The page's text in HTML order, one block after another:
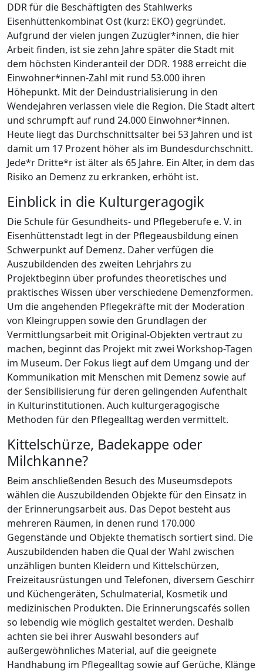
DDR für die Beschäftigten des Stahlwerks
Eisenhüttenkombinat Ost (kurz: EKO) gegründet.
Aufgrund der vielen jungen Zuzügler*innen, die hier
Arbeit finden, ist sie zehn Jahre später die Stadt mit
dem höchsten Kinderanteil der DDR. 1988 erreicht die
Einwohner*innen-Zahl mit rund 53.000 ihren
Höhepunkt. Mit der Deindustrialisierung in den
Wendejahren verlassen viele die Region. Die Stadt altert
und schrumpft auf rund 24.000 Einwohner*innen.
Heute liegt das Durchschnittsalter bei 53 Jahren und ist
damit um 17 Prozent höher als im Bundesdurchschnitt.
Jede*r Dritte*r ist älter als 65 Jahre. Ein Alter, in dem das
Risiko an Demenz zu erkranken, erhöht ist.
Einblick in die Kulturgeragogik
Die Schule für Gesundheits- und Pflegeberufe e. V. in
Eisenhüttenstadt legt in der Pflegeausbildung einen
Schwerpunkt auf Demenz. Daher verfügen die
Auszubildenden des zweiten Lehrjahrs zu
Projektbeginn über profundes theoretisches und
praktisches Wissen über verschiedene Demenzformen.
Um die angehenden Pflegekräfte mit der Moderation
von Kleingruppen sowie den Grundlagen der
Vermittlungsarbeit mit Original-Objekten vertraut zu
machen, beginnt das Projekt mit zwei Workshop-Tagen
im Museum. Der Fokus liegt auf dem Umgang und der
Kommunikation mit Menschen mit Demenz sowie auf
der Sensibilisierung für deren gelingenden Aufenthalt
in Kulturinstitutionen. Auch kulturgeragogische
Methoden für den Pflegealltag werden vermittelt.
Kittelschürze, Badekappe oder
Milchkanne?
Beim anschließenden Besuch des Museumsdepots
wählen die Auszubildenden Objekte für den Einsatz in
der Erinnerungsarbeit aus. Das Depot besteht aus
mehreren Räumen, in denen rund 170.000
Gegenstände und Objekte thematisch sortiert sind. Die
Auszubildenden haben die Qual der Wahl zwischen
unzähligen bunten Kleidern und Kittelschürzen,
Freizeitausrüstungen und Telefonen, diversem Geschirr
und Küchengeräten, Schulmaterial, Kosmetik und
medizinischen Produkten. Die Erinnerungscafés sollen
so lebendig wie möglich gestaltet werden. Deshalb
achten sie bei ihrer Auswahl besonders auf
außergewöhnliches Material, auf die geeignete
Handhabung im Pflegealltag sowie auf Gerüche, Klänge